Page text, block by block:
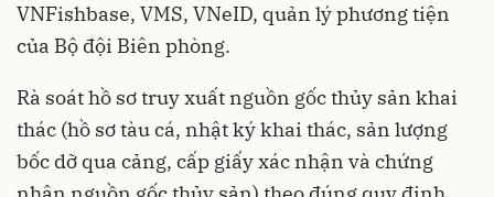
VNFishbase, VMS, VNeID, quản lý phương tiện
của Bộ đội Biên phòng.
Rà soát hồ sơ truy xuất nguồn gốc thủy sản khai
thác (hồ sơ tàu cá, nhật ký khai thác, sản lượng
bốc dỡ qua cảng, cấp giấy xác nhận và chứng